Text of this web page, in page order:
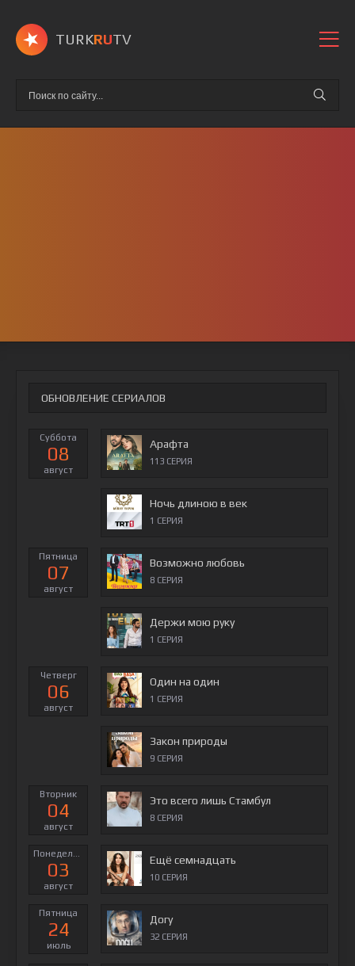
TURKRUTV
ОБНОВЛЕНИЕ СЕРИАЛОВ
Суббота
08
август
Арафта
113 СЕРИЯ
Ночь длиною в век
1 СЕРИЯ
Пятница
07
август
Возможно любовь
8 СЕРИЯ
Держи мою руку
1 СЕРИЯ
Четверг
06
август
Один на один
1 СЕРИЯ
Закон природы
9 СЕРИЯ
Вторник
04
август
Это всего лишь Стамбул
8 СЕРИЯ
Понедельник
03
август
Ещё семнадцать
10 СЕРИЯ
Пятница
24
июль
Догу
32 СЕРИЯ